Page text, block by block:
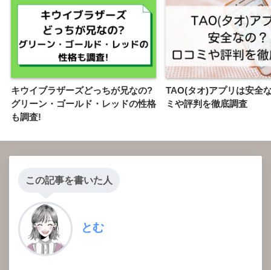
キウイブラザーズどっちが兄なの?
グリーン・ゴールド・レッドの性格
も調査!
TAO(タオ)アプリは安全
ミや評判を徹底調査
この記事を書いた人
とむ